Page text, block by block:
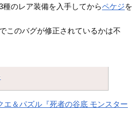
種のレア装備を入手してからペケジを
このバグが修正されているかは不
エ＆パズル『死者の谷底 モンスター